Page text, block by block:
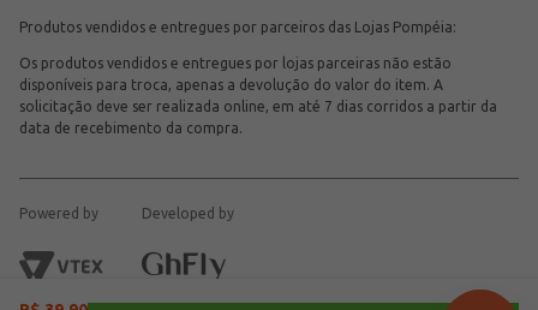
Produtos vendidos e entregues por parceiros das Lojas Pompéia:
Os produtos vendidos e entregues por lojas parceiras não estão
disponíveis para troca, apenas a devolução do valor do item. A
solicitação deve ser realizada online, em até 7 dias corridos a partir da
data de recebimento da compra.
Powered by Developed by